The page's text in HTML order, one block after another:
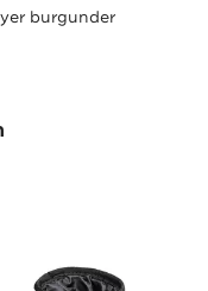
burgunder